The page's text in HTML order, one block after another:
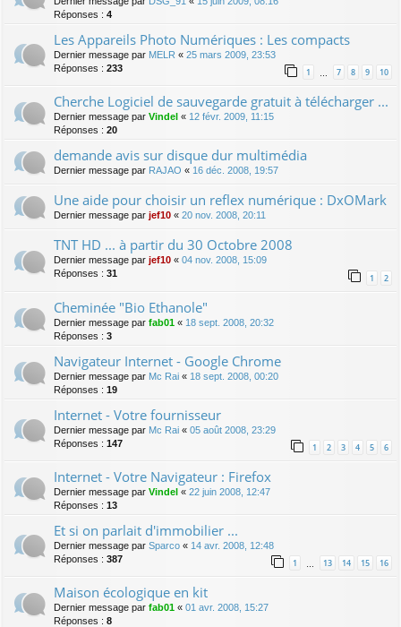
Réponses : 4
Les Appareils Photo Numériques : Les compacts
Dernier message par MELR « 25 mars 2009, 23:53
Réponses : 233 1 … 7 8 9 10
Cherche Logiciel de sauvegarde gratuit à télécharger ...
Dernier message par Vindel « 12 févr. 2009, 11:15
Réponses : 20
demande avis sur disque dur multimédia
Dernier message par RAJAO « 16 déc. 2008, 19:57
Une aide pour choisir un reflex numérique : DxOMark
Dernier message par jef10 « 20 nov. 2008, 20:11
TNT HD ... à partir du 30 Octobre 2008
Dernier message par jef10 « 04 nov. 2008, 15:09
Réponses : 31 1 2
Cheminée "Bio Ethanole"
Dernier message par fab01 « 18 sept. 2008, 20:32
Réponses : 3
Navigateur Internet - Google Chrome
Dernier message par Mc Rai « 18 sept. 2008, 00:20
Réponses : 19
Internet - Votre fournisseur
Dernier message par Mc Rai « 05 août 2008, 23:29
Réponses : 147 1 2 3 4 5 6
Internet - Votre Navigateur : Firefox
Dernier message par Vindel « 22 juin 2008, 12:47
Réponses : 13
Et si on parlait d'immobilier ...
Dernier message par Sparco « 14 avr. 2008, 12:48
Réponses : 387 1 13 14 15 16
Maison écologique en kit
Dernier message par fab01 « 01 avr. 2008, 15:27
Réponses : 8